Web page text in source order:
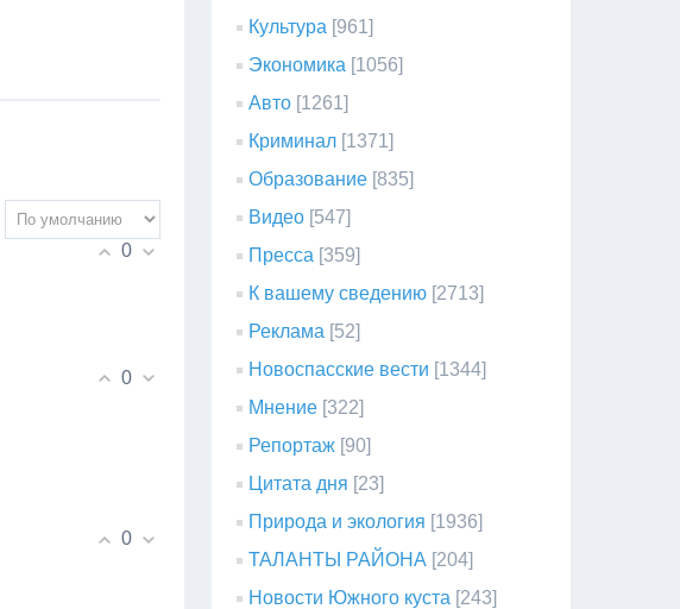
0
0
0
Культура [961]
Экономика [1056]
Авто [1261]
Криминал [1371]
Образование [835]
Видео [547]
Пресса [359]
К вашему сведению [2713]
Реклама [52]
Новоспасские вести [1344]
Мнение [322]
Репортаж [90]
Цитата дня [23]
Природа и экология [1936]
ТАЛАНТЫ РАЙОНА [204]
Новости Южного куста [243]